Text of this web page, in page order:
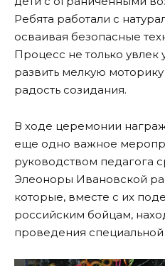
Ребята работали с
осваивая безопасные
Процесс не только увлек
развить мелкую
радость созидания.
В ходе церемонии
еще одно важное
руководством педагога
Элеоноры Ивановской
которые, вместе с их
российским бойцам,
проведения